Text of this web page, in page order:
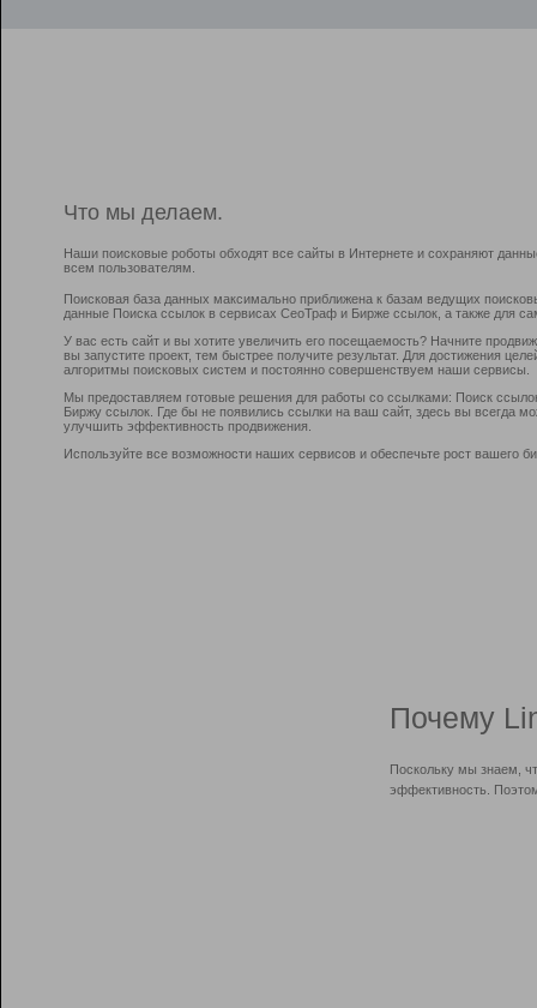
Что мы делаем.
Наши поисковые роботы обходят все сайты в Интернете и сохраняют
всем пользователям.
Поисковая база данных максимально приближена к базам ведущих
данные Поиска ссылок в сервисах СеоТраф и Бирже ссылок, а также для
У вас есть сайт и вы хотите увеличить его посещаемость? Начните
вы запустите проект, тем быстрее получите результат. Для достижения
алгоритмы поисковых систем и постоянно совершенствуем наши сервисы.
Мы предоставляем готовые решения для работы со ссылками: Поиск
Биржу ссылок. Где бы не появились ссылки на ваш сайт, здесь вы всегда
улучшить эффективность продвижения.
Используйте все возможности наших сервисов и обеспечьте рост вашего
Почему
Поскольку мы знаем,
эффективность.